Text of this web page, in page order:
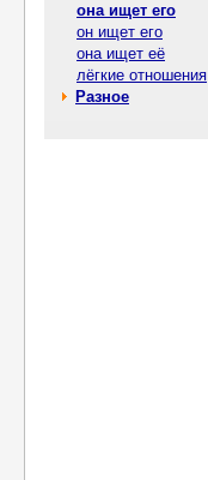
она ищет его
он ищет его
она ищет её
лёгкие отношения
Разное